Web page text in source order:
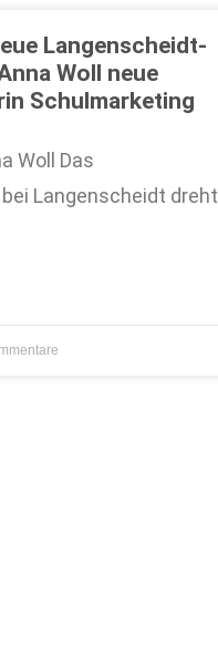
Langenscheidt-
Woll neue
Schulmarketing
Woll Das
Langenscheidt dreht